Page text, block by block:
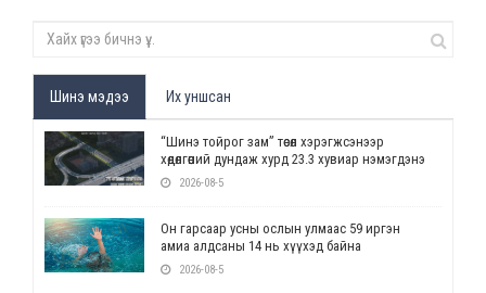
Шинэ мэдээ Их уншсан
“Шинэ тойрог зам” төсөл хэрэгжсэнээр
хөдөлгөөний дундаж хурд 23.3 хувиар нэмэгдэнэ
2026-08-5
Он гарсаар усны ослын улмаас 59 иргэн
амиа алдсаны 14 нь хүүхэд байна
2026-08-5